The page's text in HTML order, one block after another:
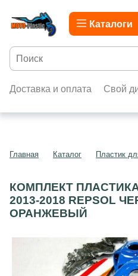
Каталоги
Доставка и оплата Свой
Главная Каталог Пластик
КОМПЛЕКТ ПЛАСТИКА
2013-2018 REPSOL
ОРАНЖЕВЫЙ